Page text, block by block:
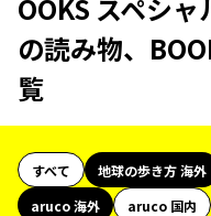
OOKS スペシ
の読み物、
覧
すべて 地球の歩き方 海外
aruco 海外
aruco 国内